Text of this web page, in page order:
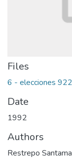
Files
6 - elecciones
Date
1992
Authors
Restrepo